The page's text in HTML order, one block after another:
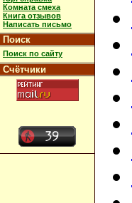
Комната смеха
Книга отзывов
Написать письмо
Поиск
Поиск по сайту
Счётчики